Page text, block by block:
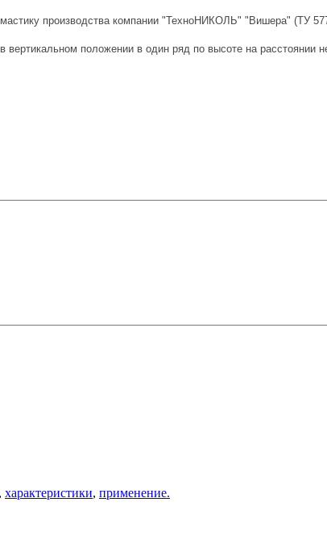
производства компании "ТехноНИКОЛЬ" "Вишера" (ТУ
положении в один ряд по высоте на расстоянии
, характеристики, применение.